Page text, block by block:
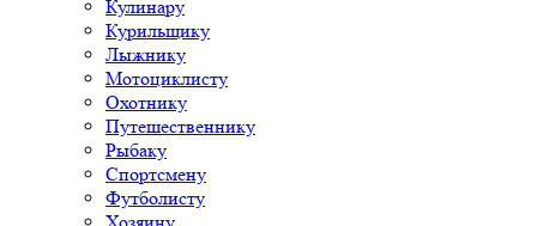
Кулинару
Курильщику
Лыжнику
Мотоциклисту
Охотнику
Путешественнику
Рыбаку
Спортсмену
Футболисту